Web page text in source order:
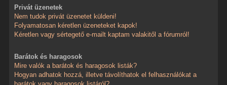
Privát üzenetek
Nem tudok privát üzenetet küldeni!
Folyamatosan kéretlen üzeneteket kapok!
Kéretlen vagy sértegető e-mailt kaptam valakitől a fórumról!
Barátok és haragosok
Mire valók a barátok és haragosok listák?
Hogyan adhatok hozzá, illetve távolíthatok el felhasználókat a